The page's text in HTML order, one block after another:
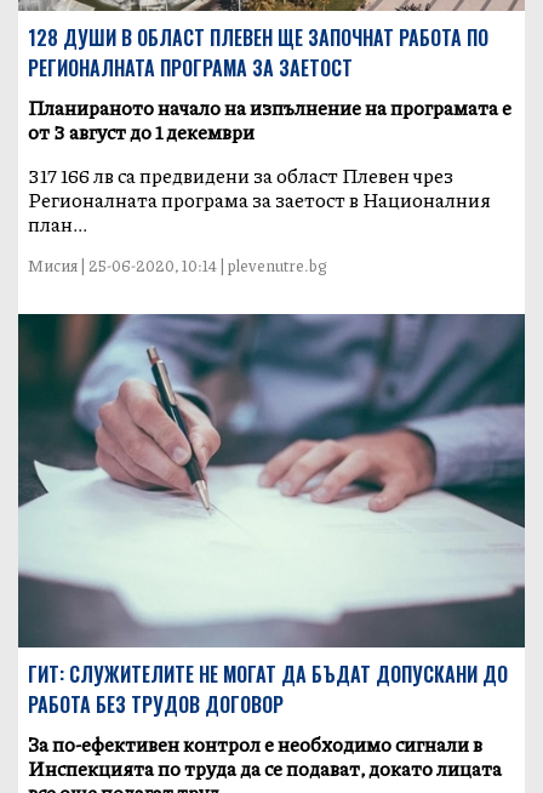
128 ДУШИ В ОБЛАСТ ПЛЕВЕН ЩЕ ЗАПОЧНАТ РАБОТА ПО
РЕГИОНАЛНАТА ПРОГРАМА ЗА ЗАЕТОСТ
Планираното начало на изпълнение на програмата е
от 3 август до 1 декември
317 166 лв са предвидени за област Плевен чрез
Регионалната програма за заетост в Националния
план...
Мисия | 25-06-2020, 10:14 | plevenutre.bg
ГИТ: СЛУЖИТЕЛИТЕ НЕ МОГАТ ДА БЪДАТ ДОПУСКАНИ ДО
РАБОТА БЕЗ ТРУДОВ ДОГОВОР
За по-ефективен контрол е необходимо сигнали в
Инспекцията по труда да се подават, докато лицата